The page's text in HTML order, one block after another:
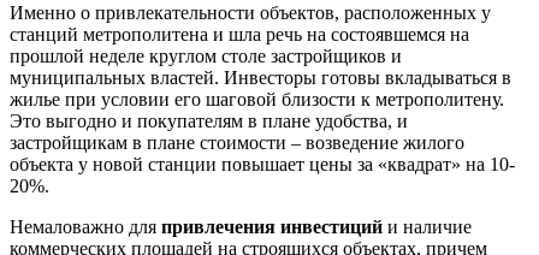
Именно о привлекательности объектов, расположенных у
станций метрополитена и шла речь на состоявшемся на
прошлой неделе круглом столе застройщиков и
муниципальных властей. Инвесторы готовы вкладываться в
жилье при условии его шаговой близости к метрополитену.
Это выгодно и покупателям в плане удобства, и
застройщикам в плане стоимости – возведение жилого
объекта у новой станции повышает цены за «квадрат» на 10-
20%.
Немаловажно для привлечения инвестиций и наличие
коммерческих площадей на строящихся объектах, причем